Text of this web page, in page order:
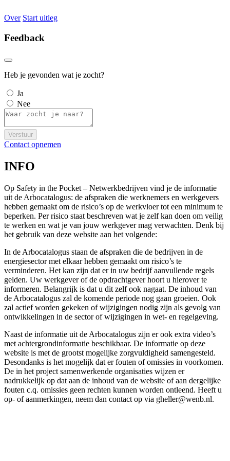
Over Start uitleg
Feedback
Heb je gevonden wat je zocht?
Ja
Nee
Verstuur
Contact opnemen
INFO
Op Safety in the Pocket – Netwerkbedrijven vind je de informatie
uit de Arbocatalogus: de afspraken die werknemers en werkgevers
hebben gemaakt om de risico’s op de werkvloer tot een minimum te
beperken. Per risico staat beschreven wat je zelf kan doen om veilig
te werken en wat je van jouw werkgever mag verwachten. Denk bij
het gebruik van deze website aan het volgende:
In de Arbocatalogus staan de afspraken die de bedrijven in de
energiesector met elkaar hebben gemaakt om risico’s te
verminderen. Het kan zijn dat er in uw bedrijf aanvullende regels
gelden. Uw werkgever of de opdrachtgever hoort u hierover te
informeren. Belangrijk is dat u dit zelf ook nagaat. De inhoud van
de Arbocatalogus zal de komende periode nog gaan groeien. Ook
zal actief worden gekeken of wijzigingen nodig zijn als gevolg van
ontwikkelingen in de sector of wijzigingen in wet- en regelgeving.
Naast de informatie uit de Arbocatalogus zijn er ook extra video’s
met achtergrondinformatie beschikbaar. De informatie op deze
website is met de grootst mogelijke zorgvuldigheid samengesteld.
Desondanks is het mogelijk dat er fouten of omissies in voorkomen.
De in het project samenwerkende organisaties wijzen er
nadrukkelijk op dat aan de inhoud van de website of aan dergelijke
fouten c.q. omissies geen rechten kunnen worden ontleend. Heeft u
op- of aanmerkingen, neem dan contact op via gheller@wenb.nl.